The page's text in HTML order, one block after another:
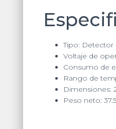
Tipo: Detector
Voltaje de
Consumo de
Rango de
Dimensiones:
Peso neto: